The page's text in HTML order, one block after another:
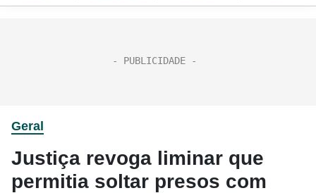
Geral
Justiça revoga liminar que
permitia soltar presos com